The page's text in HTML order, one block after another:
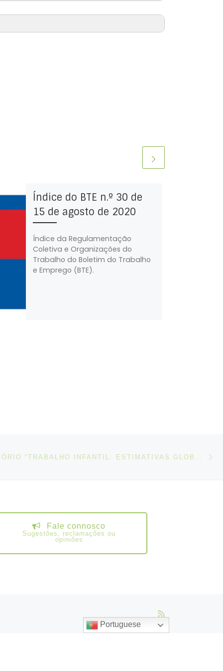
Índice do BTE n.º 30 de
15 de agosto de 2020
Índice da Regulamentação
Coletiva e Organizações do
Trabalho do Boletim do Trabalho
e Emprego (BTE).
Fale connosco
Sugestões, reclamações ou
opiniões
Portuguese